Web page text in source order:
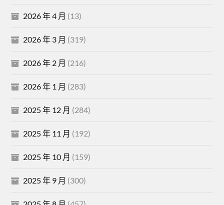
2026 年 4 月 (13)
2026 年 3 月 (319)
2026 年 2 月 (216)
2026 年 1 月 (283)
2025 年 12 月 (284)
2025 年 11 月 (192)
2025 年 10 月 (159)
2025 年 9 月 (300)